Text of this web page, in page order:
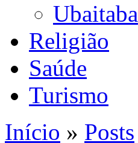
Ubaitaba
Religião
Saúde
Turismo
Início » Posts